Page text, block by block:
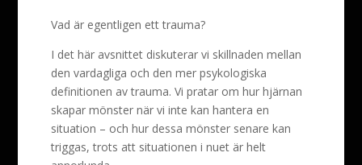
Vad är egentligen ett trauma?
I det här avsnittet diskuterar vi skillnaden mellan
den vardagliga och den mer psykologiska
definitionen av trauma. Vi pratar om hur hjärnan
skapar mönster när vi inte kan hantera en
situation – och hur dessa mönster senare kan
triggas, trots att situationen i nuet är helt